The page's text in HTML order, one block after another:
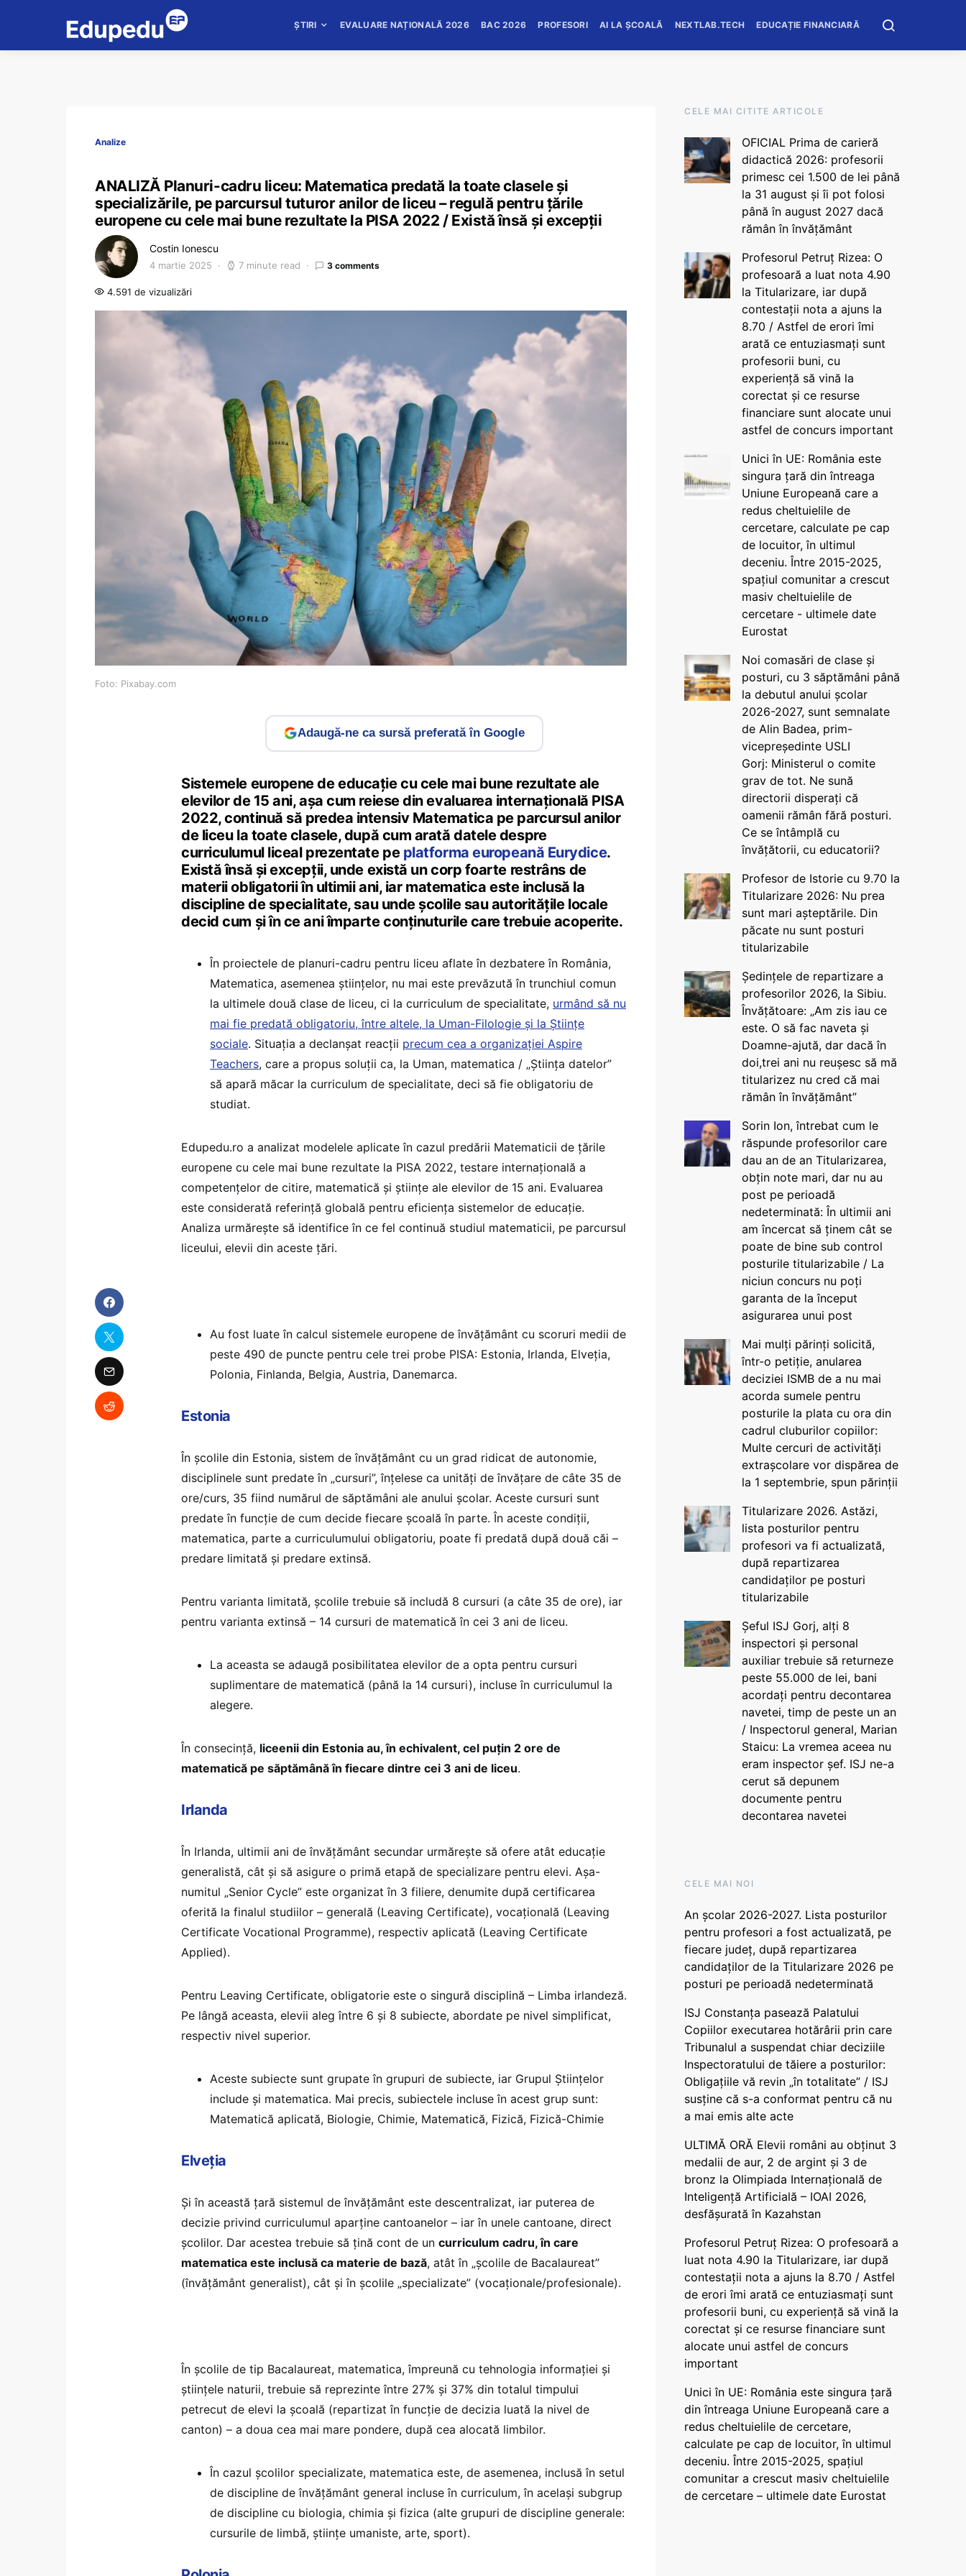
ȘTIRI EVALUARE NAȚIONALĂ 2026 BAC 2026 PROFESORI AI LA ȘCOALĂ NEXTLAB.TECH EDUCAȚIE FINANCIARĂ
Analize
ANALIZĂ Planuri-cadru liceu: Matematica predată la toate clasele și
specializările, pe parcursul tuturor anilor de liceu – regulă pentru țările
europene cu cele mai bune rezultate la PISA 2022 / Există însă și excepții
Costin Ionescu
4 martie 2025 7 minute read 3 comments
4.591 de vizualizări
Foto: Pixabay.com
Adaugă-ne ca sursă preferată în Google
Sistemele europene de educație cu cele mai bune rezultate ale
elevilor de 15 ani, așa cum reiese din evaluarea internațională PISA
2022, continuă să predea intensiv Matematica pe parcursul anilor
de liceu la toate clasele, după cum arată datele despre
curriculumul liceal prezentate pe platforma europeană Eurydice.
Există însă și excepții, unde există un corp foarte restrâns de
materii obligatorii în ultimii ani, iar matematica este inclusă la
discipline de specialitate, sau unde școlile sau autoritățile locale
decid cum și în ce ani împarte conținuturile care trebuie acoperite.
În proiectele de planuri-cadru pentru liceu aflate în dezbatere în România,
Matematica, asemenea științelor, nu mai este prevăzută în trunchiul comun
la ultimele două clase de liceu, ci la curriculum de specialitate, urmând să nu
mai fie predată obligatoriu, între altele, la Uman-Filologie și la Științe
sociale. Situația a declanșat reacții precum cea a organizației Aspire
Teachers, care a propus soluții ca, la Uman, matematica / „Știința datelor”
să apară măcar la curriculum de specialitate, deci să fie obligatoriu de
studiat.
Edupedu.ro a analizat modelele aplicate în cazul predării Matematicii de țările
europene cu cele mai bune rezultate la PISA 2022, testare internațională a
competențelor de citire, matematică și științe ale elevilor de 15 ani. Evaluarea
este considerată referință globală pentru eficiența sistemelor de educație.
Analiza urmărește să identifice în ce fel continuă studiul matematicii, pe parcursul
liceului, elevii din aceste țări.
Au fost luate în calcul sistemele europene de învățământ cu scoruri medii de
peste 490 de puncte pentru cele trei probe PISA: Estonia, Irlanda, Elveția,
Polonia, Finlanda, Belgia, Austria, Danemarca.
Estonia
În școlile din Estonia, sistem de învățământ cu un grad ridicat de autonomie,
disciplinele sunt predate în „cursuri”, înțelese ca unități de învățare de câte 35 de
ore/curs, 35 fiind numărul de săptămâni ale anului școlar. Aceste cursuri sunt
predate în funcție de cum decide fiecare școală în parte. În aceste condiții,
matematica, parte a curriculumului obligatoriu, poate fi predată după două căi –
predare limitată și predare extinsă.
Pentru varianta limitată, școlile trebuie să includă 8 cursuri (a câte 35 de ore), iar
pentru varianta extinsă – 14 cursuri de matematică în cei 3 ani de liceu.
La aceasta se adaugă posibilitatea elevilor de a opta pentru cursuri
suplimentare de matematică (până la 14 cursuri), incluse în curriculumul la
alegere.
În consecință, liceenii din Estonia au, în echivalent, cel puțin 2 ore de
matematică pe săptămână în fiecare dintre cei 3 ani de liceu.
Irlanda
În Irlanda, ultimii ani de învățământ secundar urmărește să ofere atât educație
generalistă, cât și să asigure o primă etapă de specializare pentru elevi. Așa-
numitul „Senior Cycle” este organizat în 3 filiere, denumite după certificarea
oferită la finalul studiilor – generală (Leaving Certificate), vocațională (Leaving
Certificate Vocational Programme), respectiv aplicată (Leaving Certificate
Applied).
Pentru Leaving Certificate, obligatorie este o singură disciplină – Limba irlandeză.
Pe lângă aceasta, elevii aleg între 6 și 8 subiecte, abordate pe nivel simplificat,
respectiv nivel superior.
Aceste subiecte sunt grupate în grupuri de subiecte, iar Grupul Științelor
include și matematica. Mai precis, subiectele incluse în acest grup sunt:
Matematică aplicată, Biologie, Chimie, Matematică, Fizică, Fizică-Chimie
Elveția
Și în această țară sistemul de învățământ este descentralizat, iar puterea de
decizie privind curriculumul aparține cantoanelor – iar în unele cantoane, direct
școlilor. Dar acestea trebuie să țină cont de un curriculum cadru, în care
matematica este inclusă ca materie de bază, atât în „școlile de Bacalaureat”
(învățământ generalist), cât și în școlile „specializate” (vocaționale/profesionale).
În școlile de tip Bacalaureat, matematica, împreună cu tehnologia informației și
științele naturii, trebuie să reprezinte între 27% și 37% din totalul timpului
petrecut de elevi la școală (repartizat în funcție de decizia luată la nivel de
canton) – a doua cea mai mare pondere, după cea alocată limbilor.
În cazul școlilor specializate, matematica este, de asemenea, inclusă în setul
de discipline de învățământ general incluse în curriculum, în același subgrup
de discipline cu biologia, chimia și fizica (alte grupuri de discipline generale:
cursurile de limbă, științe umaniste, arte, sport).
CELE MAI CITITE ARTICOLE
OFICIAL Prima de carieră
didactică 2026: profesorii
primesc cei 1.500 de lei până
la 31 august și îi pot folosi
până în august 2027 dacă
rămân în învățământ
Profesorul Petruț Rizea: O
profesoară a luat nota 4.90
la Titularizare, iar după
contestații nota a ajuns la
8.70 / Astfel de erori îmi
arată ce entuziasmați sunt
profesorii buni, cu
experiență să vină la
corectat și ce resurse
financiare sunt alocate unui
astfel de concurs important
Unici în UE: România este
singura țară din întreaga
Uniune Europeană care a
redus cheltuielile de
cercetare, calculate pe cap
de locuitor, în ultimul
deceniu. Între 2015-2025,
spațiul comunitar a crescut
masiv cheltuielile de
cercetare - ultimele date
Eurostat
Noi comasări de clase și
posturi, cu 3 săptămâni până
la debutul anului școlar
2026-2027, sunt semnalate
de Alin Badea, prim-
vicepreședinte USLI
Gorj: Ministerul o comite
grav de tot. Ne sună
directorii disperați că
oamenii rămân fără posturi.
Ce se întâmplă cu
învățătorii, cu educatorii?
Profesor de Istorie cu 9.70 la
Titularizare 2026: Nu prea
sunt mari așteptările. Din
păcate nu sunt posturi
titularizabile
Ședințele de repartizare a
profesorilor 2026, la Sibiu.
Învățătoare: „Am zis iau ce
este. O să fac naveta și
Doamne-ajută, dar dacă în
doi,trei ani nu reușesc să mă
titularizez nu cred că mai
rămân în învățământ”
Sorin Ion, întrebat cum le
răspunde profesorilor care
dau an de an Titularizarea,
obțin note mari, dar nu au
post pe perioadă
nedeterminată: În ultimii ani
am încercat să ținem cât se
poate de bine sub control
posturile titularizabile / La
niciun concurs nu poți
garanta de la început
asigurarea unui post
Mai mulți părinți solicită,
într-o petiție, anularea
deciziei ISMB de a nu mai
acorda sumele pentru
posturile la plata cu ora din
cadrul cluburilor copiilor:
Multe cercuri de activități
extrașcolare vor dispărea de
la 1 septembrie, spun părinții
Titularizare 2026. Astăzi,
lista posturilor pentru
profesori va fi actualizată,
după repartizarea
candidaților pe posturi
titularizabile
Șeful ISJ Gorj, alți 8
inspectori și personal
auxiliar trebuie să returneze
peste 55.000 de lei, bani
acordați pentru decontarea
navetei, timp de peste un an
/ Inspectorul general, Marian
Staicu: La vremea aceea nu
eram inspector șef. ISJ ne-a
cerut să depunem
documente pentru
decontarea navetei
CELE MAI NOI
An școlar 2026-2027. Lista posturilor
pentru profesori a fost actualizată, pe
fiecare județ, după repartizarea
candidaților de la Titularizare 2026 pe
posturi pe perioadă nedeterminată
ISJ Constanța pasează Palatului
Copiilor executarea hotărârii prin care
Tribunalul a suspendat chiar deciziile
Inspectoratului de tăiere a posturilor:
Obligațiile vă revin „în totalitate” / ISJ
susține că s-a conformat pentru că nu
a mai emis alte acte
ULTIMĂ ORĂ Elevii români au obținut 3
medalii de aur, 2 de argint și 3 de
bronz la Olimpiada Internațională de
Inteligență Artificială – IOAI 2026,
desfășurată în Kazahstan
Profesorul Petruț Rizea: O profesoară a
luat nota 4.90 la Titularizare, iar după
contestații nota a ajuns la 8.70 / Astfel
de erori îmi arată ce entuziasmați sunt
profesorii buni, cu experiență să vină la
corectat și ce resurse financiare sunt
alocate unui astfel de concurs
important
Unici în UE: România este singura țară
din întreaga Uniune Europeană care a
redus cheltuielile de cercetare,
calculate pe cap de locuitor, în ultimul
deceniu. Între 2015-2025, spațiul
comunitar a crescut masiv cheltuielile
de cercetare – ultimele date Eurostat